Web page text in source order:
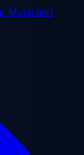
Mulai dari